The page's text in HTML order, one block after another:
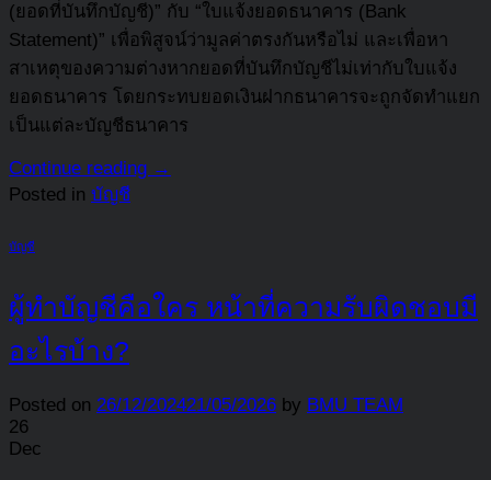
(ยอดที่บันทึกบัญชี)” กับ “ใบแจ้งยอดธนาคาร (Bank
Statement)” เพื่อพิสูจน์ว่ามูลค่าตรงกันหรือไม่ และเพื่อหา
สาเหตุของความต่างหากยอดที่บันทึกบัญชีไม่เท่ากับใบแจ้ง
ยอดธนาคาร โดยกระทบยอดเงินฝากธนาคารจะถูกจัดทำแยก
เป็นแต่ละบัญชีธนาคาร
Continue reading →
Posted in บัญชี
บัญชี
ผู้ทำบัญชีคือใคร หน้าที่ความรับผิดชอบมี
อะไรบ้าง?
Posted on 26/12/202421/05/2026 by BMU TEAM
26
Dec